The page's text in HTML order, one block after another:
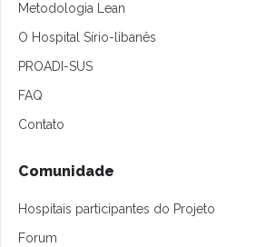
Metodologia Lean
O Hospital Sírio-libanês
PROADI-SUS
FAQ
Contato
Comunidade
Hospitais participantes do Projeto
Forum